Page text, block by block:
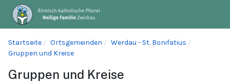
Startseite Ortsgemeinden
Werdau - St. Bonifatius
Gruppen und Kreise
Gruppen und Kreise